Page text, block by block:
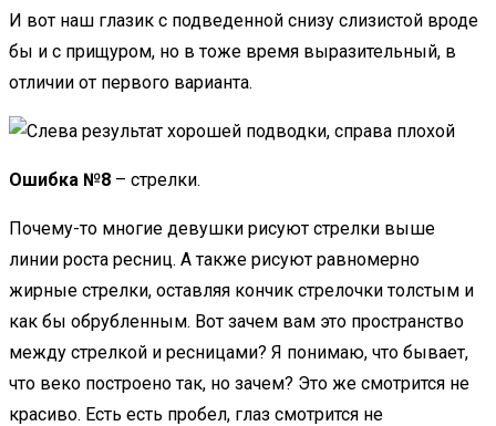
И вот наш глазик с подведенной снизу слизистой вроде
бы и с прищуром, но в тоже время выразительный, в
отличии от первого варианта.
Ошибка №8 – стрелки.
Почему-то многие девушки рисуют стрелки выше
линии роста ресниц. А также рисуют равномерно
жирные стрелки, оставляя кончик стрелочки толстым и
как бы обрубленным. Вот зачем вам это пространство
между стрелкой и ресницами? Я понимаю, что бывает,
что веко построено так, но зачем? Это же смотрится не
красиво. Есть есть пробел, глаз смотрится не